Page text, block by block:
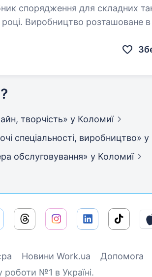
спорядження для складних
Виробництво розташоване в
творчість» у Коломиї
спеціальності, виробництво» у
обслуговування» у Коломиї
Новини Work.ua Допомога
№1 в Україні.